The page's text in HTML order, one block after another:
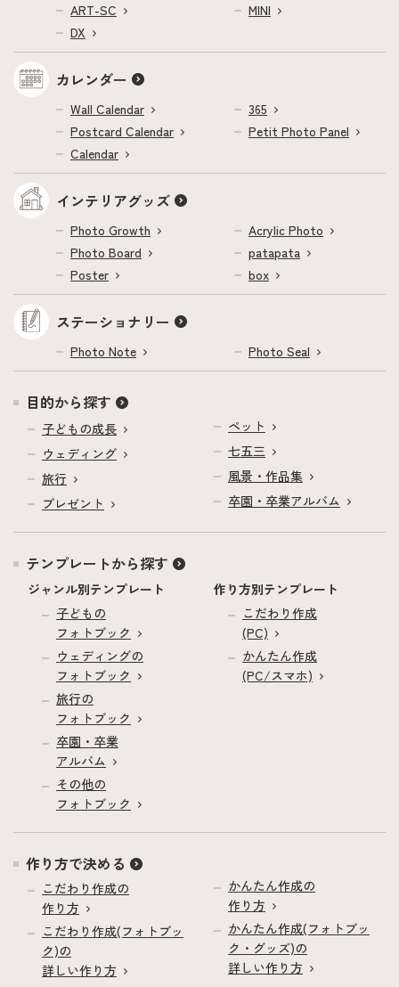
ART-SC
DX
MINI
カレンダー
Wall Calendar
Postcard Calendar
Calendar
365
Petit Photo Panel
インテリアグッズ
Photo Growth
Photo Board
Poster
Acrylic Photo
patapata
box
ステーショナリー
Photo Note Photo Seal
目的から探す
子どもの成長
ウェディング
旅行
プレゼント
ペット
七五三
風景・作品集
卒園・卒業アルバム
テンプレートから探す
ジャンル別テンプレート
子どもの
フォトブック
ウェディングの
フォトブック
旅行の
フォトブック
卒園・卒業
アルバム
その他の
フォトブック
作り方別テンプレート
こだわり作成
(PC)
かんたん作成
(PC/スマホ)
作り方で決める
こだわり作成の
作り方
こだわり作成(フォトブッ
ク)の
詳しい作り方
かんたん作成の
作り方
かんたん作成(フォトブッ
ク・グッズ)の
詳しい作り方